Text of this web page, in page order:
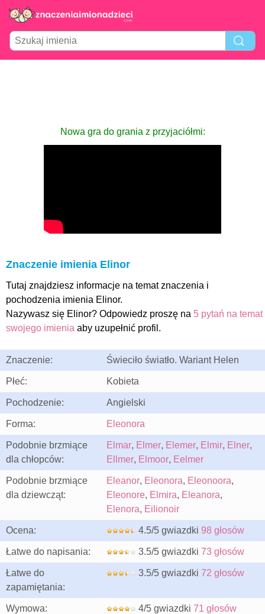
Nowa gra do grania z przyjaciółmi:
Znaczenie imienia Elinor
Tutaj znajdziesz informacje na temat znaczenia i
pochodzenia imienia Elinor.
Nazywasz się Elinor? Odpowiedz proszę na 5 pytań na temat
swojego imienia aby uzupełnić profil.
Znaczenie: Świeciło światło. Wariant Helen
Płeć: Kobieta
Pochodzenie: Angielski
Forma: Eleonora
Podobnie brzmiące
dla chłopców:
Elmar, Elmer, Elemer, Elmir, Elner,
Ellmer, Elmoor, Eelmer
Podobnie brzmiące
dla dziewcząt:
Eleanor, Eleonora, Eleonoora,
Eleonore, Elmira, Eleanora,
Elenora, Eilionoir
Ocena: 4.5/5 gwiazdki 98 głosów
Łatwe do napisania: 3.5/5 gwiazdki 73 głosów
Łatwe do
zapamiętania:
3.5/5 gwiazdki 72 głosów
Wymowa: 4/5 gwiazdki 71 głosów